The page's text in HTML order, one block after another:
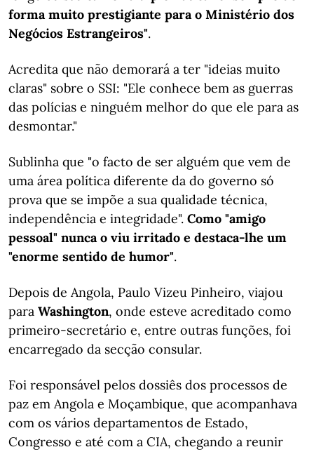
forma muito prestigiante para o Ministério dos
Negócios Estrangeiros".
Acredita que não demorará a ter "ideias muito
claras" sobre o SSI: "Ele conhece bem as guerras
das polícias e ninguém melhor do que ele para as
desmontar."
Sublinha que "o facto de ser alguém que vem de
uma área política diferente da do governo só
prova que se impõe a sua qualidade técnica,
independência e integridade". Como "amigo
pessoal" nunca o viu irritado e destaca-lhe um
"enorme sentido de humor".
Depois de Angola, Paulo Vizeu Pinheiro, viajou
para Washington, onde esteve acreditado como
primeiro-secretário e, entre outras funções, foi
encarregado da secção consular.
Foi responsável pelos dossiês dos processos de
paz em Angola e Moçambique, que acompanhava
com os vários departamentos de Estado,
Congresso e até com a CIA, chegando a reunir